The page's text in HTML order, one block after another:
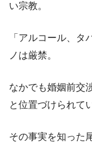
い宗教。
「アルコール、
ノは厳禁。
なかでも婚姻前交
と位置づけられて
その事実を知った